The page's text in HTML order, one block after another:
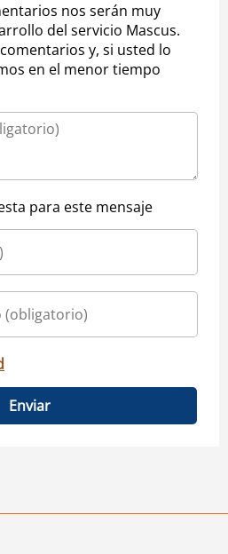
nos serán muy
del servicio Mascus.
y, si usted lo
en el menor tiempo
para este mensaje
Enviar